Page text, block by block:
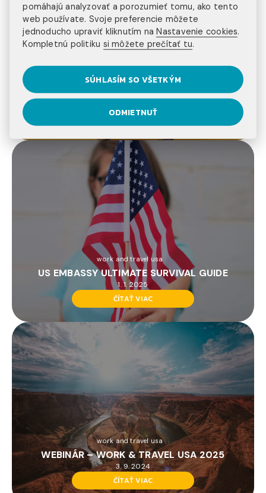
work and travel usa
CESTOVANIE PO USA: UŽITOČNÉ TIPY A
TRIKY
ČÍTAŤ VIAC
work and travel usa
US EMBASSY ULTIMATE SURVIVAL GUIDE
1. 1. 2025
ČÍTAŤ VIAC
work and travel usa
WEBINÁR – WORK & TRAVEL USA 2025
3. 9. 2024
ČÍTAŤ VIAC
pomáhajú analyzovať a porozumieť tomu, ako tento
web používate. Svoje preferencie môžete
jednoducho upraviť kliknutím naNastavenie cookies.
Kompletnú politiku si môžete prečítať tu.
SÚHLASÍM SO VŠETKÝM
ODMIETNUŤ